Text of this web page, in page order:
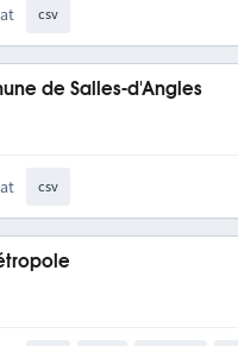
csv
de Salles-d'Angles
csv